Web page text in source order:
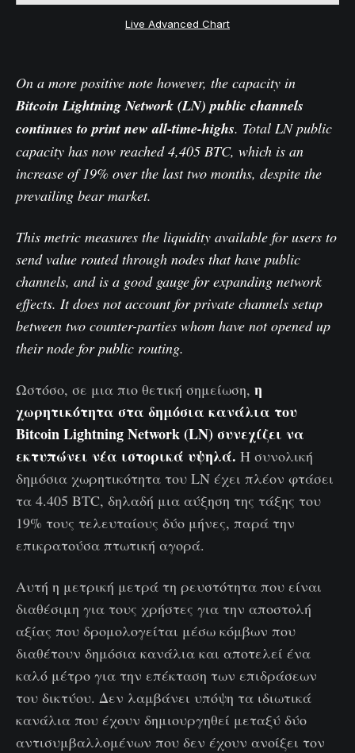
Live Advanced Chart
On a more positive note however, the capacity in
Bitcoin Lightning Network (LN) public channels
continues to print new all-time-highs. Total LN public
capacity has now reached 4,405 BTC, which is an
increase of 19% over the last two months, despite the
prevailing bear market.
This metric measures the liquidity available for users to
send value routed through nodes that have public
channels, and is a good gauge for expanding network
effects. It does not account for private channels setup
between two counter-parties whom have not opened up
their node for public routing.
Ωστόσο, σε μια πιο θετική σημείωση, η
χωρητικότητα στα δημόσια κανάλια του
Bitcoin Lightning Network (LN) συνεχίζει να
εκτυπώνει νέα ιστορικά υψηλά. Η συνολική
δημόσια χωρητικότητα του LN έχει πλέον φτάσει
τα 4.405 BTC, δηλαδή μια αύξηση της τάξης του
19% τους τελευταίους δύο μήνες, παρά την
επικρατούσα πτωτική αγορά.
Αυτή η μετρική μετρά τη ρευστότητα που είναι
διαθέσιμη για τους χρήστες για την αποστολή
αξίας που δρομολογείται μέσω κόμβων που
διαθέτουν δημόσια κανάλια και αποτελεί ένα
καλό μέτρο για την επέκταση των επιδράσεων
του δικτύου. Δεν λαμβάνει υπόψη τα ιδιωτικά
κανάλια που έχουν δημιουργηθεί μεταξύ δύο
αντισυμβαλλομένων που δεν έχουν ανοίξει τον